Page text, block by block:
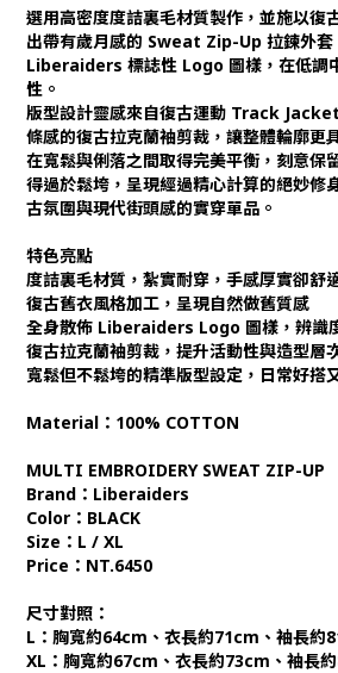
選用高密度度詰裏毛材質製作，並施以復
出帶有歲月感的 Sweat Zip-Up 拉鍊外套
Liberaiders 標誌性 Logo 圖樣，在低調
性。
版型設計靈感來自復古運動 Track
條感的復古拉克蘭袖剪裁，讓整體輪廓更
在寬鬆與俐落之間取得完美平衡，刻意保
得過於鬆垮，呈現經過精心計算的絕妙修
古氛圍與現代街頭感的實穿單品。
特色亮點
度詰裏毛材質，紮實耐穿，手感厚實卻舒
復古舊衣風格加工，呈現自然做舊質感
全身散佈 Liberaiders Logo 圖樣，辨識
復古拉克蘭袖剪裁，提升活動性與造型層
寬鬆但不鬆垮的精準版型設定，日常好搭
Material ： 100% COTTON
MULTI EMBROIDERY SWEAT ZIP-UP
Brand：Liberaiders
Color：BLACK
Size：L / XL
Price：NT.6450
尺寸對照：
L：胸寬約64cm、衣長約71cm、袖長約
XL：胸寬約67cm、衣長約73cm、袖長